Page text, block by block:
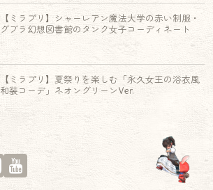
【ミラプリ】シャーレアン魔法大学の赤い制服・
グブラ幻想図書館のタンク女子コーディネート
【ミラプリ】夏祭りを楽しむ「永久女王の浴衣風
和装コーデ」ネオングリーンVer.